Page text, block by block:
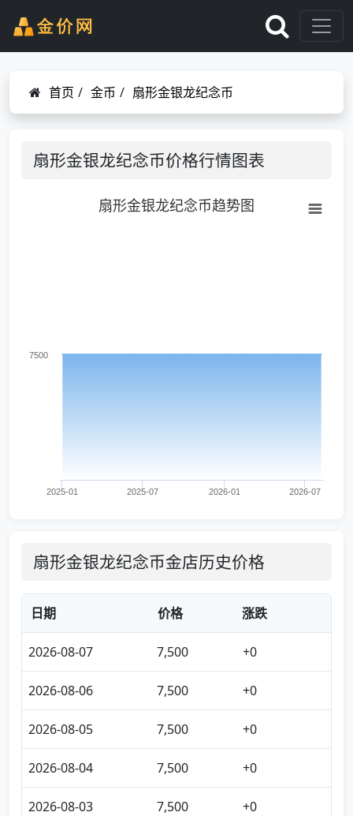
首页 / 金币 / 扇形金银龙纪念币
扇形金银龙纪念币价格行情图表
扇形金银龙纪念币趋势图
2025-01 2025-07 2026-01 2026-07
7500
扇形金银龙纪念币金店历史价格
日期 价格 涨跌
2026-08-07 7,500 +0
2026-08-06 7,500 +0
2026-08-05 7,500 +0
2026-08-04 7,500 +0
2026-08-03 7,500 +0